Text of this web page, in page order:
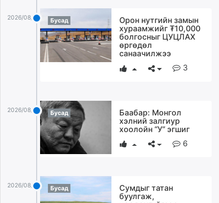
2026/08/04 Бусад
Орон нутгийн замын
хураамжийг ₮10,000
болгосныг ЦУЦЛАХ
өргөдөл
санаачилжээ
3
2026/08/04 Бусад
Баабар: Монгол
хэлний залгиур
хоолойн “У” эгшиг
6
2026/08/04 Бусад
Сумдыг татан
буулгаж,